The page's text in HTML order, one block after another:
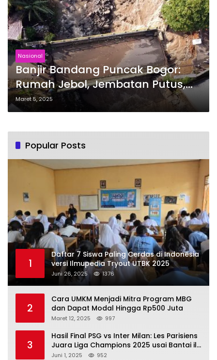
Nasional
Banjir Bandang Puncak Bogor:
Rumah Jebol, Jembatan Putus,
Warga Mengungsi
Maret 5, 2025
Popular Posts
1
Daftar 7 Siswa Paling Cerdas di Indonesia
versi Ilmupedia Tryout UTBK 2025
Juni 26, 2025 1376
2
Cara UMKM Menjadi Mitra Program MBG
dan Dapat Modal Hingga Rp500 Juta
Maret 12, 2025 997
3
Hasil Final PSG vs Inter Milan: Les Parisiens
Juara Liga Champions 2025 usai Bantai il
Nerazzurri
Juni 1, 2025 952